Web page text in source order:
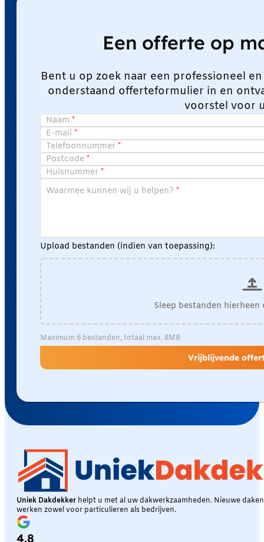
Een offerte op
Bent u op zoek naar een professioneel
onderstaand offerteformulier in en
voorstel voor
Naam
E-mail
Telefoonnummer
Postcode
Huisnummer
Waarmee kunnen wij u helpen?
Upload bestanden (indien van toepassing):
Sleep bestanden
Maximum 6 bestanden, totaal max. 8MB
Vrijblijvende
Uniek Dakdekker helpt u met al uw dakwerkzaamheden. Nieuwe
werken zowel voor particulieren als bedrijven.
4.8